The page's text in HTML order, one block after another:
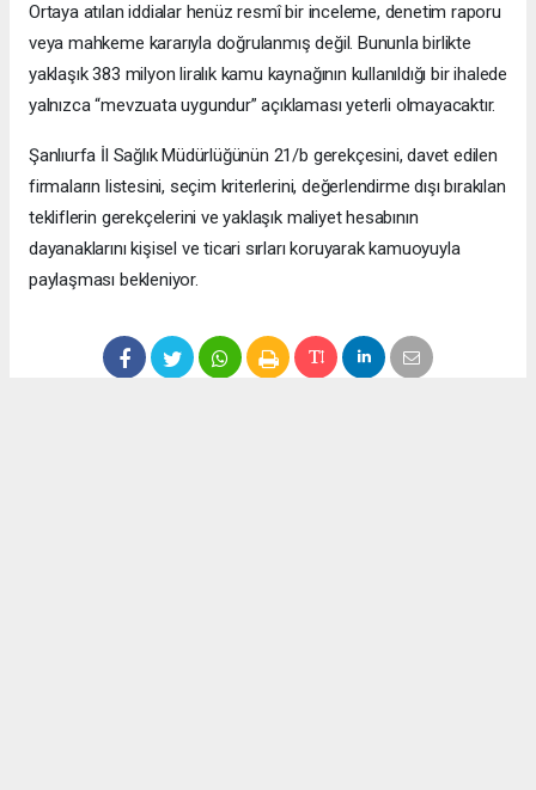
Ortaya atılan iddialar henüz resmî bir inceleme, denetim raporu
veya mahkeme kararıyla doğrulanmış değil. Bununla birlikte
yaklaşık 383 milyon liralık kamu kaynağının kullanıldığı bir ihalede
yalnızca “mevzuata uygundur” açıklaması yeterli olmayacaktır.
Şanlıurfa İl Sağlık Müdürlüğünün 21/b gerekçesini, davet edilen
firmaların listesini, seçim kriterlerini, değerlendirme dışı bırakılan
tekliflerin gerekçelerini ve yaklaşık maliyet hesabının
dayanaklarını kişisel ve ticari sırları koruyarak kamuoyuyla
paylaşması bekleniyor.